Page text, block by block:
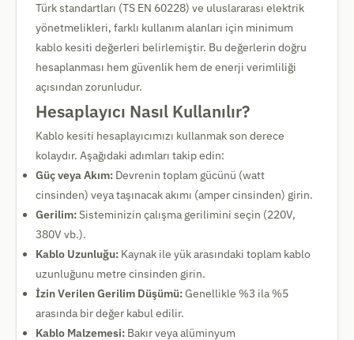
Türk standartları (TS EN 60228) ve uluslararası elektrik
yönetmelikleri, farklı kullanım alanları için minimum
kablo kesiti değerleri belirlemiştir. Bu değerlerin doğru
hesaplanması hem güvenlik hem de enerji verimliliği
açısından zorunludur.
Hesaplayıcı Nasıl Kullanılır?
Kablo kesiti hesaplayıcımızı kullanmak son derece
kolaydır. Aşağıdaki adımları takip edin:
Güç veya Akım: Devrenin toplam gücünü (watt
cinsinden) veya taşınacak akımı (amper cinsinden) girin.
Gerilim:Sisteminizin çalışma gerilimini seçin (220V,
380V vb.).
Kablo Uzunluğu: Kaynak ile yük arasındaki toplam kablo
uzunluğunu metre cinsinden girin.
İzin Verilen Gerilim Düşümü:Genellikle %3 ila %5
arasında bir değer kabul edilir.
Kablo Malzemesi: Bakır veya alüminyum